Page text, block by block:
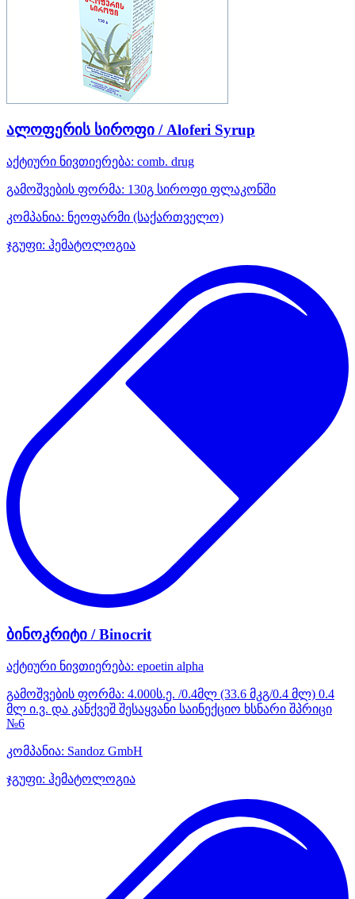
ალოფერის სიროფი / Aloferi Syrup
აქტიური ნივთიერება: comb. drug
გამოშვების ფორმა: 130გ სიროფი ფლაკონში
კომპანია: ნეოფარმი (საქართველო)
ჯგუფი: ჰემატოლოგია
ბინოკრიტი / Binocrit
აქტიური ნივთიერება: epoetin alpha
გამოშვების ფორმა: 4.000ს.ე. /0.4მლ (33.6 მკგ/0.4 მლ) 0.4
მლ ი.ვ. და კანქვეშ შესაყვანი საინექციო ხსნარი შპრიცი
№6
კომპანია: Sandoz GmbH
ჯგუფი: ჰემატოლოგია